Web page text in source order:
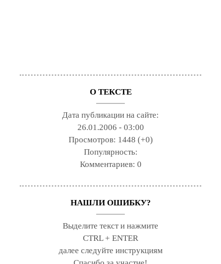
О ТЕКСТЕ
Дата публикации на сайте:
26.01.2006 - 03:00
Просмотров: 1448 (+0)
Популярность:
Комментариев: 0
НАШЛИ ОШИБКУ?
Выделите текст и нажмите
CTRL + ENTER
далее следуйте инструкциям